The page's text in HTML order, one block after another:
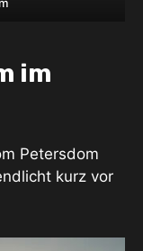
im
Petersdom
kurz vor